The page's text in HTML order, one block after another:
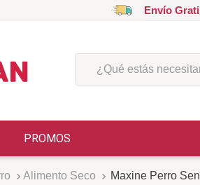
Envío
¿Qué estás necesitando?
PROMOS
Alimento Seco Maxine Perro